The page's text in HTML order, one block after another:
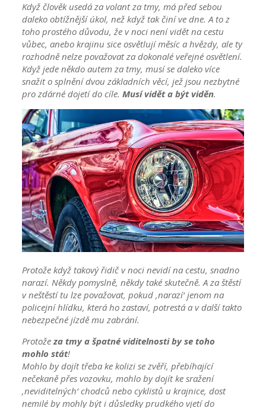
Když člověk usedá za volant za tmy, má před sebou
daleko obtížnější úkol, než když tak činí ve dne. A to z
toho prostého důvodu, že v noci není vidět na cestu
vůbec, anebo krajinu sice osvětlují měsíc a hvězdy, ale ty
rozhodně nelze považovat za dokonalé veřejné osvětlení.
Když jede někdo autem za tmy, musí se daleko více
snažit o splnění dvou základních věcí, jež jsou nezbytné
pro zdárné dojetí do cíle.Musí vidět a být viděn.
Protože když takový řidič v noci nevidí na cestu, snadno
narazí. Někdy pomyslně, někdy také skutečně. A za štěstí
v neštěstí tu lze považovat, pokud ‚narazí‘ jenom na
policejní hlídku, která ho zastaví, potrestá a v další takto
nebezpečné jízdě mu zabrání.
Protožeza tmy a špatné viditelnosti by se toho
mohlo stát!
Mohlo by dojít třeba ke kolizi se zvěří, přebíhající
nečekaně přes vozovku, mohlo by dojít ke sražení
‚neviditelných‘ chodců nebo cyklistů u krajnice, dost
nemilé by mohly být i důsledky prudkého vjetí do